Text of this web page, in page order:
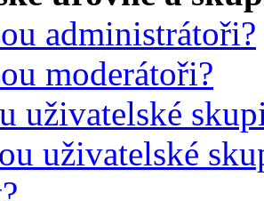
administrátoři?
moderátoři?
uživatelské
uživatelské